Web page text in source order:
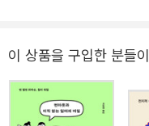
는 극소수일 것이다.(잠을
의 가장 중요한 속성이 드
일이라는, 모두가 알고 있
이 상품을 구입한 분들